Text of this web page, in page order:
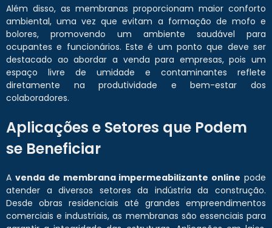
Além disso, as membranas proporcionam maior conforto
ambiental, uma vez que evitam a formação de mofo e
bolores, promovendo um ambiente saudável para
ocupantes e funcionários. Este é um ponto que deve ser
destacado ao abordar a venda para empresas, pois um
espaço livre de umidade e contaminantes reflete
diretamente na produtividade e bem-estar dos
colaboradores.
Aplicações e Setores que Podem
se Beneficiar
A venda de membrana impermeabilizante online pode
atender a diversos setores da indústria da construção.
Desde obras residenciais até grandes empreendimentos
comerciais e industriais, as membranas são essenciais para